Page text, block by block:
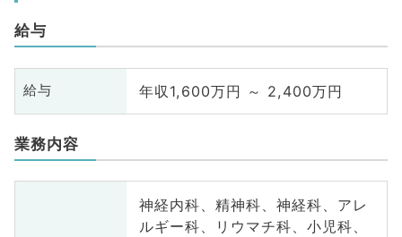
給与
給与 年収1,600万円 ～ 2,400万円
業務内容
神経内科、精神科、神経科、アレ
ルギー科、リウマチ科、小児科、